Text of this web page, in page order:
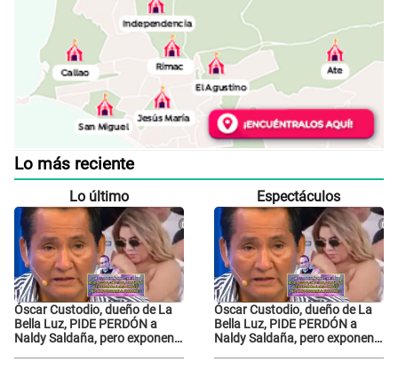
Lo más reciente
Lo último
Óscar Custodio, dueño de La
Bella Luz, PIDE PERDÓN a
Naldy Saldaña, pero exponen
Espectáculos
Óscar Custodio, dueño de La
Bella Luz, PIDE PERDÓN a
Naldy Saldaña, pero exponen